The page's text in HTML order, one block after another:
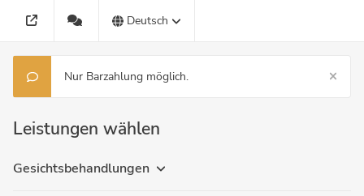
Deutsch
Nur Barzahlung möglich.
Leistungen wählen
Gesichtsbehandlungen